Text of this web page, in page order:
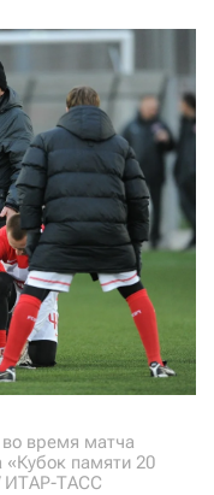
время матча
«Кубок памяти 20
ИТАР-ТАСС